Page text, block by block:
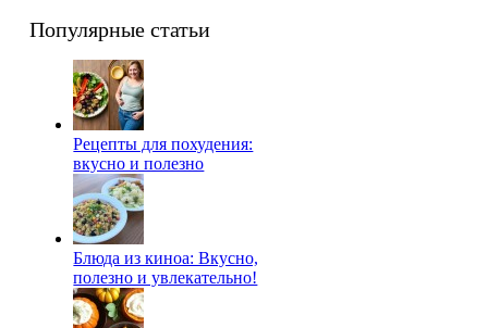
Популярные статьи
Рецепты для похудения:
вкусно и полезно
Блюда из киноа: Вкусно,
полезно и увлекательно!